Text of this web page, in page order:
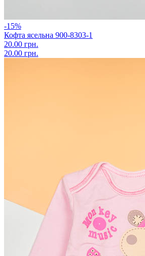
-15%
Кофта ясельна 900-8303-1
20.00 грн.
20.00 грн.